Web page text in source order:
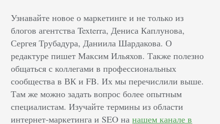
Узнавайте новое о маркетинге и не только из
блогов агентства Texterra, Дениса Каплунова,
Сергея Трубадура, Даниила Шардакова. О
редактуре пишет Максим Ильяхов. Также полезно
общаться с коллегами в профессиональных
сообщества в ВК и FB. Их мы перечислили выше.
Там же можно задать вопрос более опытным
специалистам. Изучайте термины из области
интернет-маркетинга и SEO нанашем канале в